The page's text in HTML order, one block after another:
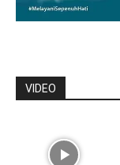
VIDEO